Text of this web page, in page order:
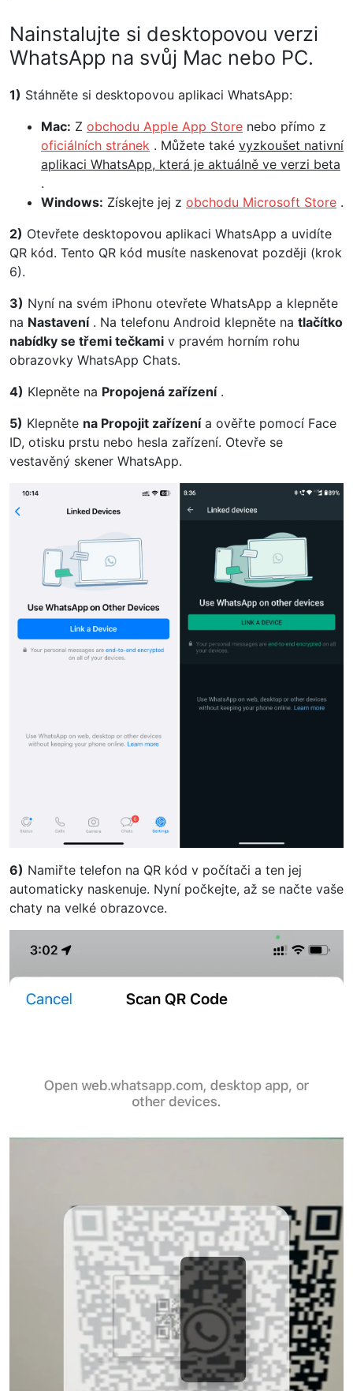
Nainstalujte si desktopovou verzi
WhatsApp na svůj Mac nebo PC.
1) Stáhněte si desktopovou aplikaci WhatsApp:
Mac: Z obchodu Apple App Store nebo přímo z
oficiálních stránek . Můžete také vyzkoušet nativní
aplikaci WhatsApp, která je aktuálně ve verzi beta
.
Windows: Získejte jej z obchodu Microsoft Store .
2) Otevřete desktopovou aplikaci WhatsApp a uvidíte
QR kód. Tento QR kód musíte naskenovat později (krok
6).
3) Nyní na svém iPhonu otevřete WhatsApp a klepněte
na Nastavení. Na telefonu Android klepněte na tlačítko
nabídky se třemi tečkami v pravém horním rohu
obrazovky WhatsApp Chats.
4) Klepněte na Propojená zařízení.
5) Klepněte na Propojit zařízenía ověřte pomocí Face
ID, otisku prstu nebo hesla zařízení. Otevře se
vestavěný skener WhatsApp.
6) Namiřte telefon na QR kód v počítači a ten jej
automaticky naskenuje. Nyní počkejte, až se načte vaše
chaty na velké obrazovce.